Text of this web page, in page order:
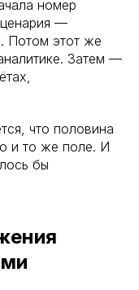
номер
—
Потом этот же
Затем —
что половина
и то же поле. И
бы